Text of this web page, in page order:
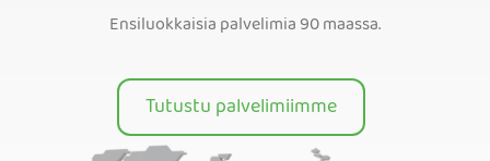
Ensiluokkaisia palvelimia 90 maassa.
Tutustu palvelimiimme